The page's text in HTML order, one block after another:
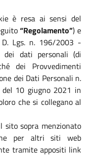
è resa ai sensi del
“Regolamento”) e
Lgs. n. 196/2003 -
dei dati personali (di
dei Provvedimenti
dei Dati Personali n.
10 giugno 2021 in
che si collegano al
sito sopra menzionato
per altri siti web
tramite appositi link